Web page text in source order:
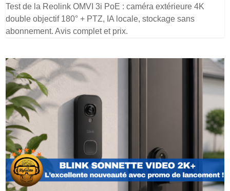
Test de la Reolink OMVI 3i PoE : caméra extérieure 4K
double objectif 180° + PTZ, IA locale, stockage sans
abonnement. Avis complet et prix.